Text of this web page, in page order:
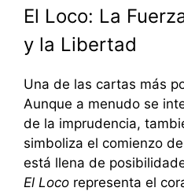
El Loco: La
y la Libertad
Una de las cartas más
Aunque a menudo se
de la imprudencia,
simboliza el comienzo
está llena de
El Loco representa el